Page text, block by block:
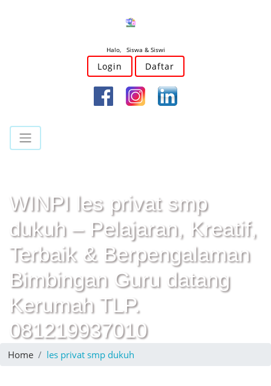
Halo, Siswa & Siswi
Login Daftar
WINPI les privat smp
dukuh – Pelajaran, Kreatif,
Terbaik & Berpengalaman
Bimbingan Guru datang
Kerumah TLP.
081219937010
Home les privat smp dukuh